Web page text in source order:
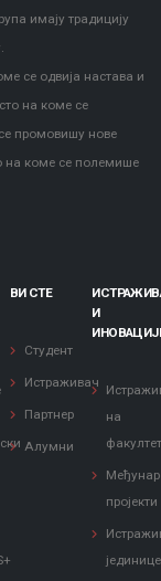
имају традицију
се одвија настава и
на коме се
промовишу нове
на коме се полемише
ВИ СТЕ
Студент
Истраживач
Партнер
Алумни
И
на
пројекти
јединице